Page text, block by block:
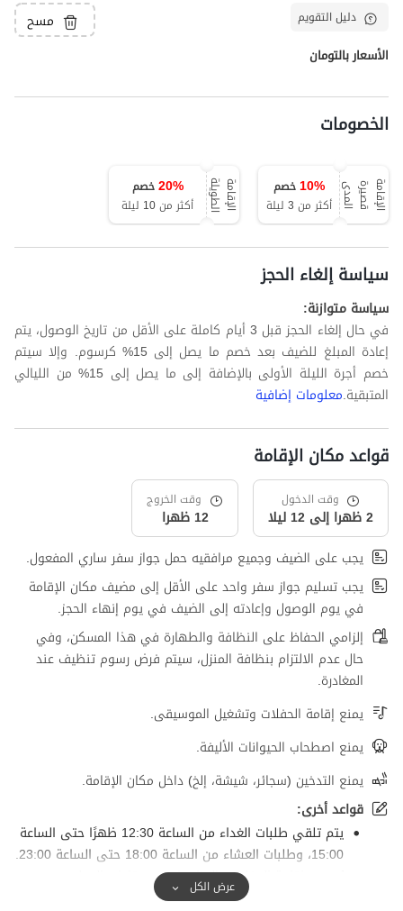
دليل التقويم مسح
الأسعار بالتومان
الخصومات
ا
ل
إ
ق
ا
م
ة
ق
ص
ي
ر
ة
ا
ل
م
د ى 10%
خصم
أكثر من 3 ليلة
ا
ل
إ
ق
ا
م
ة
ا
ل
ط
و
ي
لة 20%
خصم
أكثر من 10 ليلة
سياسة إلغاء الحجز
سياسة متوازنة:
في حال إلغاء الحجز قبل 3 أيام كاملة على الأقل من تاريخ الوصول، يتم
إعادة المبلغ للضيف بعد خصم ما يصل إلى 15% كرسوم. وإلا سيتم
خصم أجرة الليلة الأولى بالإضافة إلى ما يصل إلى 15% من الليالي
المتبقية.معلومات إضافية
قواعد مكان الإقامة
وقت الدخول
2 ظهرا إلى 12 ليلا
وقت الخروج
12 ظهرا
يجب على الضيف وجميع مرافقيه حمل جواز سفر ساري المفعول.
يجب تسليم جواز سفر واحد على الأقل إلى مضيف مكان الإقامة
في يوم الوصول وإعادته إلى الضيف في يوم إنهاء الحجز.
إلزامي الحفاظ على النظافة والطهارة في هذا المسكن، وفي
حال عدم الالتزام بنظافة المنزل، سيتم فرض رسوم تنظيف عند
المغادرة.
يمنع إقامة الحفلات وتشغيل الموسيقى.
يمنع اصطحاب الحيوانات الأليفة.
يمنع التدخين (سجائر، شيشة، إلخ) داخل مكان الإقامة.
قواعد أخرى:
يتم تلقي طلبات الغداء من الساعة 12:30 ظهرًا حتى الساعة
15:00، وطلبات العشاء من الساعة 18:00 حتى الساعة 23:00.
يُسمح بإقامة الحفلات والمناسبات في قاعات المطعم
والمقهى بالتنسيق المسبق.
عرض الكل